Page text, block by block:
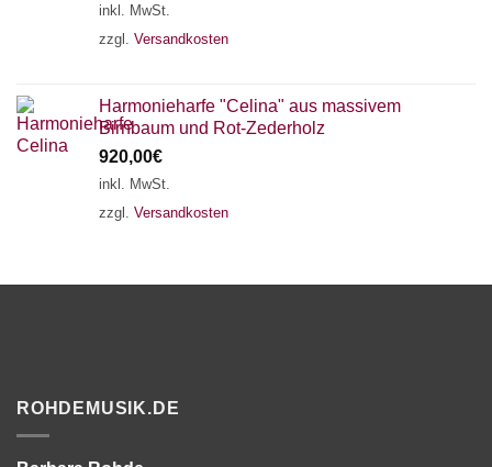
inkl. MwSt.
zzgl. Versandkosten
Harmonieharfe "Celina" aus massivem
Birnbaum und Rot-Zederholz
920,00€
inkl. MwSt.
zzgl. Versandkosten
ROHDEMUSIK.DE